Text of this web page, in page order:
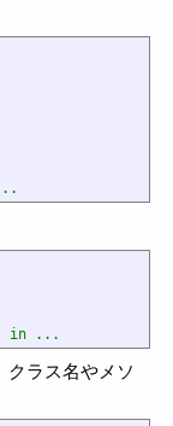
in ...
クラス名やメソ